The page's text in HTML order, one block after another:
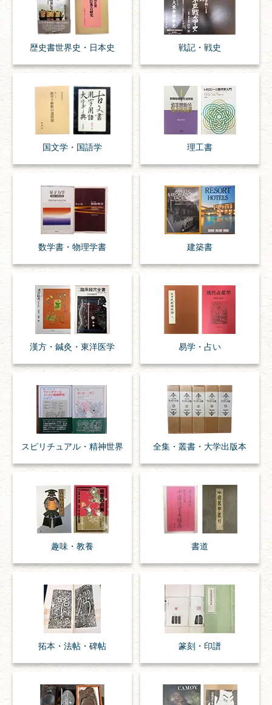
歴史書世界史・ 日本史 戦記・戦史
国文学・ 国語学 理工書
数学書・ 物理学書 建築書
漢方・ 鍼灸・ 東洋医学 易学・ 占い
スピリチュアル・ 精神世界 全集・ 叢書・ 大学出版本
趣味・ 教養 書道
拓本・法帖・ 碑帖 篆刻・印譜